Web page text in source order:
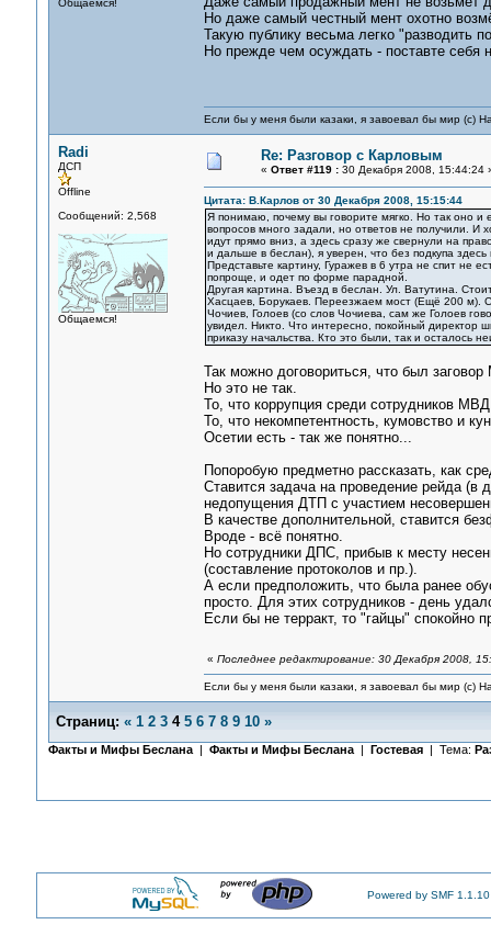
Общаемся!
Но даже самый честный мент охотно
Такую публику весьма легко "разводить
Но прежде чем осуждать - поставте себя
Если бы у меня были казаки, я завоевал бы мир (с)
Radi
ДСП
Offline
Сообщений: 2,568
Общаемся!
Re: Разговор с Карловым
« Ответ #119 :30 Декабря 2008, 15:44:24
Цитата: В.Карлов от 30 Декабря 2008, 15:15:44
Я понимаю, почему вы говорите мягко. Но так оно
вопросов много задали, но ответов не получили. И
идут прямо вниз, а здесь сразу же свернули на
и дальше в беслан), я уверен, что без подкупа
Представьте картину, Гуражев в 6 утра не спит не
попроще, и одет по форме парадной.
Другая картина. Въезд в беслан. Ул. Ватутина.
Хасцаев, Борукаев. Переезжаем мост (Ещё 200 м).
Чочиев, Голоев (со слов Чочиева, сам же Голоев
увидел. Никто. Что интересно, покойный директор
приказу начальства. Кто это
Так можно договориться, что был
Но это не так.
То, что коррупция среди сотрудников
То, что некомпетентность, кумовство и
Осетии есть - так же понятно...
Попоробую предметно рассказать, как
Ставится задача на проведение рейда (в
недопущения ДТП с участием
В качестве дополнительной, ставится
Вроде - всё понятно.
Но сотрудники ДПС, прибыв к месту
(составление протоколов и пр.).
А если предположить, что была ранее
просто. Для этих сотрудников - день
Если бы не терракт, то "гайцы" спокойно
« Последнее редактирование: 30 Декабря 2008,
Если бы у меня были казаки, я завоевал бы мир (с)
Страниц: « 1 2 3 4 5 6 7 8 9 10 »
Факты и Мифы Беслана| Факты и Мифы Беслана| Гостевая | Тема:
Powered by SMF 1.1.10